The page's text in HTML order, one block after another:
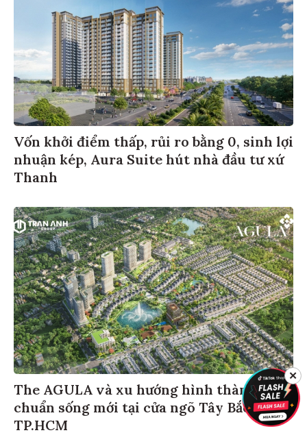
Vốn khởi điểm thấp, rủi ro bằng 0, sinh lợi
nhuận kép, Aura Suite hút nhà đầu tư xứ
Thanh
The AGULA và xu hướng hình thành
chuẩn sống mới tại cửa ngõ Tây Bắc
TP.HCM
✕